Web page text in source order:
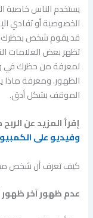
يستخدم الناس خاصية
الخصوصية أو تفادي
قد يقوم شخص بحظرك
تظهر بعض العلامات
لمعرفة من حظرك في
الظهور. ومعرفة ماذا
الموقف بشكل أدق.
إقرأ المزيد عن
وفيديو على
كيف تعرف أن شخص
عدم ظهور آخر ظهور